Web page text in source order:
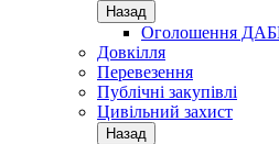
Назад
Оголошення
Довкілля
Перевезення
Публічні закупівлі
Цивільний захист
Назад